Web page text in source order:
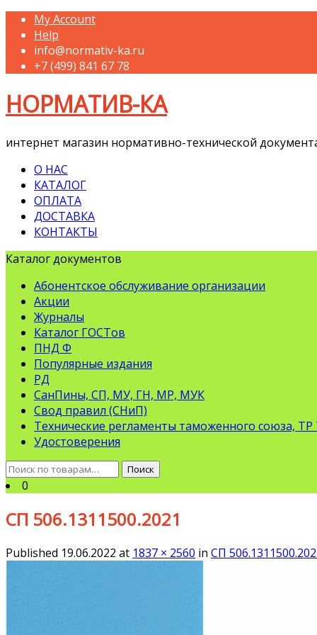
My Account
Help
info@normativ-ka.ru
+7 (499) 841 67 78
НОРМАТИВ-КА
интернет магазин нормативно-технической
О НАС
КАТАЛОГ
ОПЛАТА
ДОСТАВКА
КОНТАКТЫ
Каталог документов
Абонентское обслуживание организации
Акции
Журналы
Каталог ГОСТов
ПНД Ф
Популярные издания
РД
СанПины, СП, МУ, ГН, МР, МУК
Свод правил (СНиП)
Технические регламенты таможенного союза, ТР
Удостоверения
Искать:
Поиск
0
СП 506.1311500.2021
Published 19.06.2022 at 1837 × 2560 in СП